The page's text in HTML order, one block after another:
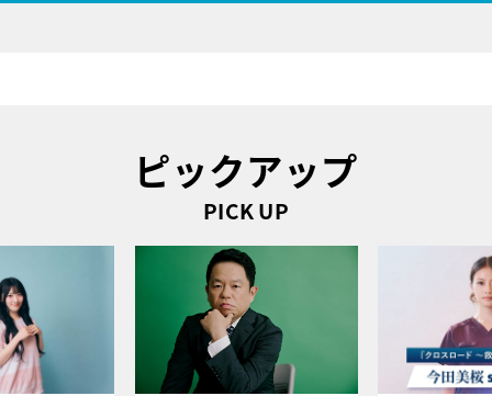
ピックアップ
PICK UP